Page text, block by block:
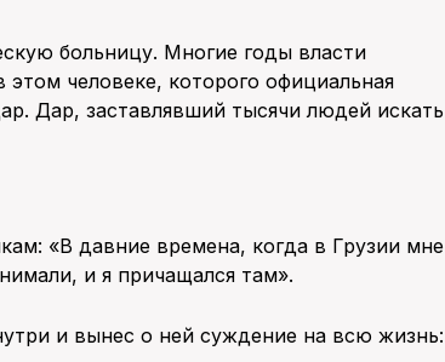
больницу. Многие годы власти
человеке, которого официальная
Дар, заставлявший тысячи людей искать
«В давние времена, когда в Грузии мне
и я причащался там».
и вынес о ней суждение на всю жизнь: